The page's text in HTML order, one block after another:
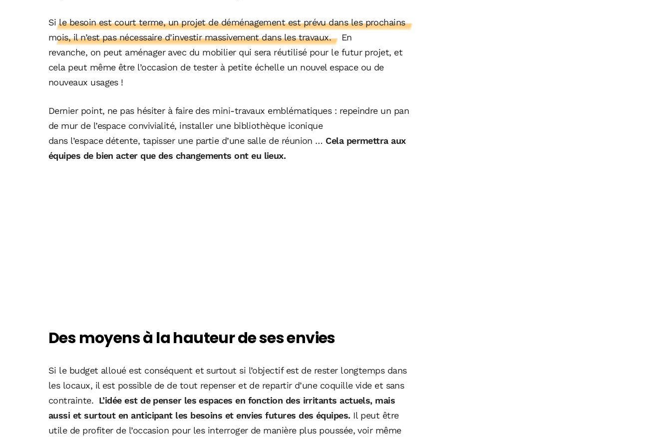
Si le besoin est court terme, un projet de déménagement est prévu dans les prochains
mois, il n’est pas nécessaire d’investir massivement dans les travaux.
En
revanche, on peut aménager avec du mobilier qui sera réutilisé pour le futur projet, et
cela peut même être l’occasion de tester à petite échelle un nouvel espace ou de
nouveaux usages !
Dernier point, ne pas hésiter à faire des mini-travaux emblématiques : repeindre un pan
de mur de l’espace convivialité, installer une bibliothèque iconique
dans l’espace détente, tapisser une partie d’une salle de réunion … Cela permettra aux
équipes de bien acter que des changements ont eu lieux.
Des moyens à la hauteur de ses envies
Si le budget alloué est conséquent et surtout si l’objectif est de rester longtemps dans
les locaux, il est possible de de tout repenser et de repartir d’une coquille vide et sans
contrainte. L’idée est de penser les espaces en fonction des irritants actuels, mais
aussi et surtout en anticipant les besoins et envies futures des équipes. Il peut être
utile de profiter de l’occasion pour les interroger de manière plus poussée, voir même